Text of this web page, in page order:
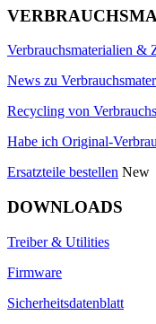
Verbrauchsmaterialien &
News zu
Recycling von
Habe ich Original-
Ersatzteile bestellen New
DOWNLOADS
Treiber & Utilities
Firmware
Sicherheitsdatenblatt